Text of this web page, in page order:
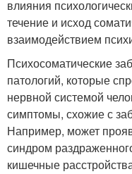
влияния
течение и исход
взаимодействием
Психосоматические
патологий, которые
нервной системой
симптомы, схожие с
Например, может
синдром
кишечные